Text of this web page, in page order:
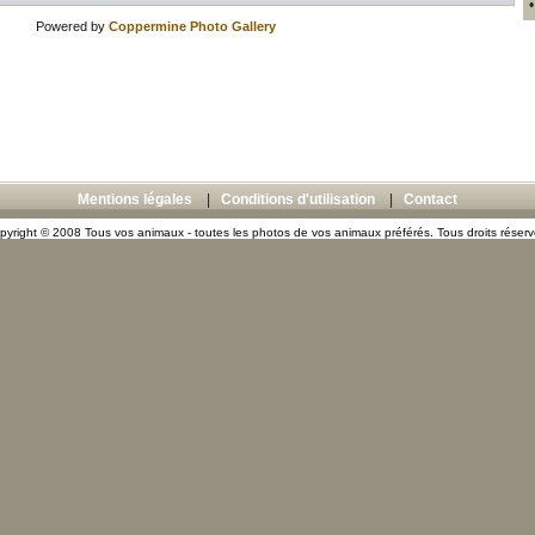
Powered by Coppermine Photo Gallery
Mentions légales Conditions d'utilisation Contact
© 2008 Tous vos animaux - toutes les photos de vos animaux préférés. Tous droits